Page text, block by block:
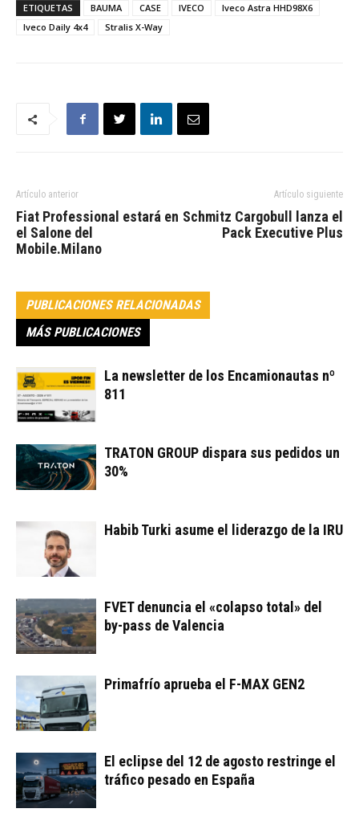
ETIQUETAS BAUMA CASE IVECO
Iveco Astra HHD98X6
Iveco Daily 4x4
Stralis X-Way
Artículo anterior
Fiat Professional estará en
el Salone del
Mobile.Milano
Artículo siguiente
Schmitz Cargobull lanza el
Pack Executive Plus
PUBLICACIONES RELACIONADAS
MÁS PUBLICACIONES
La newsletter de los Encamionautas nº
811
TRATON GROUP dispara sus pedidos un
30%
Habib Turki asume el liderazgo de la IRU
FVET denuncia el «colapso total» del
by-pass de Valencia
Primafrío aprueba el F-MAX GEN2
El eclipse del 12 de agosto restringe el
tráfico pesado en España